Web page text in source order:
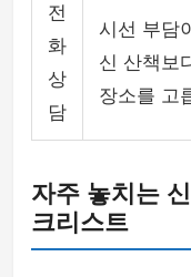
전
화
상
담
시선 부담
신 산책보
장소를 고
자주 놓치는
크리스트